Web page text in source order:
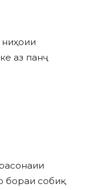
аз панҷ
бораи собиқ